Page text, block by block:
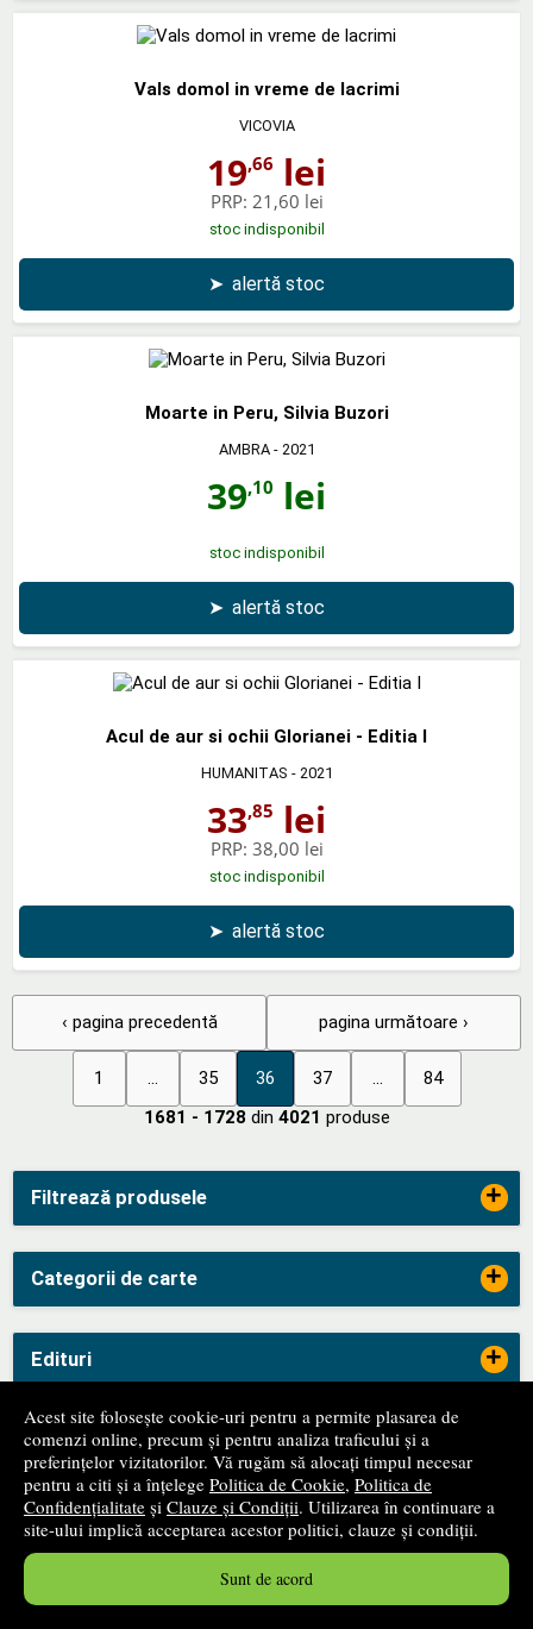
Acest site folosește cookie-uri pentru a permite plasarea de
comenzi online, precum și pentru analiza traficului și a
preferințelor vizitatorilor. Vă rugăm să alocați timpul necesar
pentru a citi și a înțelege Politica de Cookie, Politica de
Confidențialitate și Clauze și Condiții. Utilizarea în continuare a
site-ului implică acceptarea acestor politici, clauze și condiții.
Sunt de acord
Filtrează produsele +
Categorii de carte +
Edituri +
ANPC
SAL -
Vals domol in vreme de lacrimi
VICOVIA
19,66 lei
PRP: 21,60 lei
stoc indisponibil
➤ alertă stoc
Moarte in Peru, Silvia Buzori
AMBRA- 2021
39,10 lei
stoc indisponibil
➤ alertă stoc
Acul de aur si ochii Glorianei - Editia I
HUMANITAS - 2021
33,85 lei
PRP: 38,00 lei
stoc indisponibil
➤ alertă stoc
‹ pagina precedentă
1 35 36 37 84
pagina următoare ›
1681 - 1728 din 4021 produse